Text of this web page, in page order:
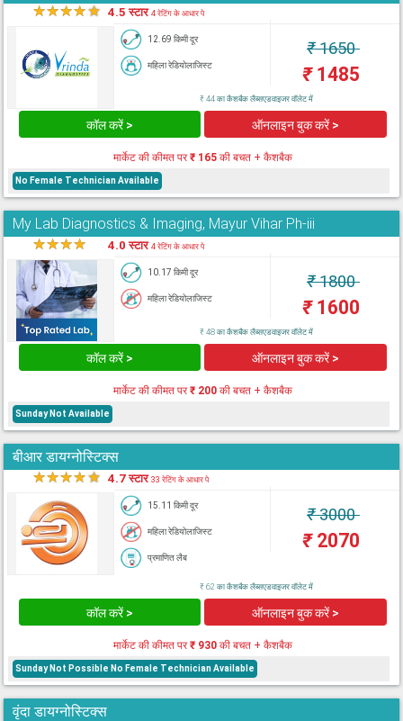
★★★★★ 4.5 स्टार4 रेटिंग के आधार पे
12.69 किमी दूर
महिला रेडियोलाजिस्ट
₹1650
₹1485
₹ 44 का कैशबैक लैब्सएडवाइजर वॉलेट में
कॉल करें > ऑनलाइन बुक करें >
मार्केट की कीमत पर₹ 165की बचत + कैशबैक
No Female Technician Available
My Lab Diagnostics & Imaging, Mayur Vihar Ph-iii
★★★★ 4.0 स्टार4 रेटिंग के आधार पे
10.17 किमी दूर
महिला रेडियोलाजिस्ट
₹1800
₹1600
₹ 48 का कैशबैक लैब्सएडवाइजर वॉलेट में
कॉल करें > ऑनलाइन बुक करें >
मार्केट की कीमत पर₹ 200की बचत + कैशबैक
Sunday Not Available
बीआर डायग्नोस्टिक्स
★★★★★ 4.7 स्टार33 रेटिंग के आधार पे
15.11 किमी दूर
महिला रेडियोलाजिस्ट
प्रमाणित लैब
₹3000
₹2070
₹ 62 का कैशबैक लैब्सएडवाइजर वॉलेट में
कॉल करें > ऑनलाइन बुक करें >
मार्केट की कीमत पर₹ 930की बचत + कैशबैक
Sunday Not Possible No Female Technician Available
वृंदा डायग्नोस्टिक्स